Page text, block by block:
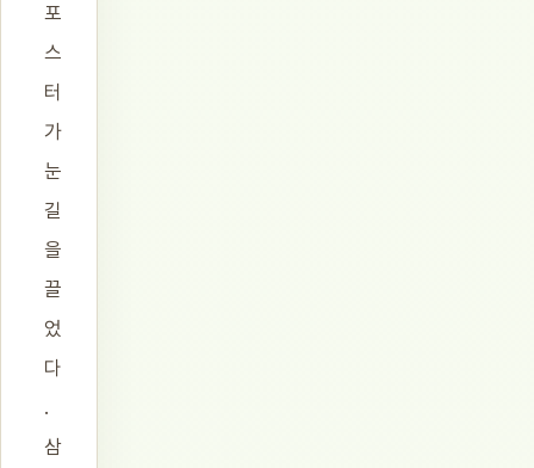
포
스
터
가
눈
길
을
끌
었
다
.
삼